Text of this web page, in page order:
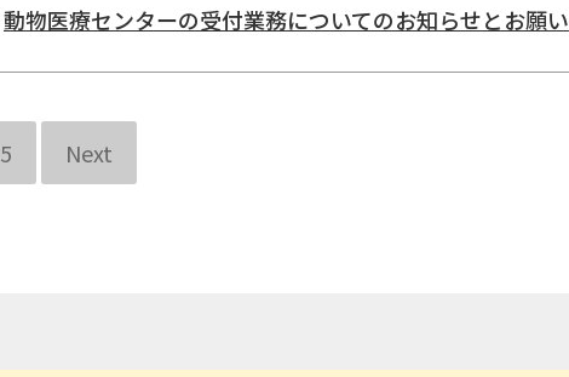
動物医療センターの受付業務についてのお知らせとお願い
5 Next